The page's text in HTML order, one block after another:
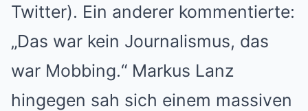
Twitter). Ein anderer kommentierte:
„Das war kein Journalismus, das
war Mobbing.“ Markus Lanz
hingegen sah sich einem massiven